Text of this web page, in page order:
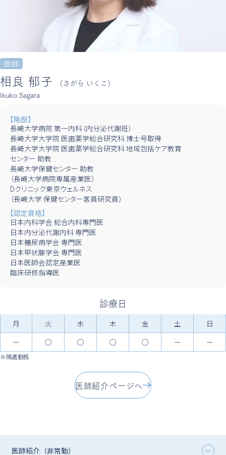
医師
相良 郁子
（さがら いくこ）
Ikuko Sagara
【略歴】
長崎大学病院 第一内科（内分泌代謝班）
長崎大学大学院 医歯薬学総合研究科 博士号取得
長崎大学大学院 医歯薬学総合研究科 地域包括ケア教育
センター 助教
長崎大学保健センター 助教
（長崎大学病院専属産業医）
Dクリニック東京ウェルネス
（長崎大学 保健センター客員研究員）
【認定資格】
日本内科学会 総合内科専門医
日本内分泌代謝内科 専門医
日本糖尿病学会 専門医
日本甲状腺学会 専門医
日本医師会認定産業医
臨床研修指導医
診療日
月 火 水 木 金 土
日
ー
○ ○ ○ ○ ー ー
※隔週勤務
医師紹介ページへ
医師紹介（非常勤）